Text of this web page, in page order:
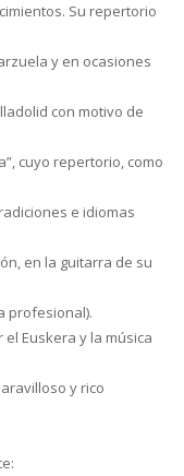
Su repertorio
y en ocasiones
con motivo de
cuyo repertorio, como
e idiomas
en la guitarra de su
profesional).
Euskera y la música
y rico